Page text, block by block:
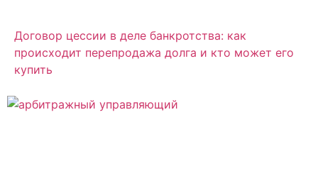
Договор цессии в деле банкротства: как
происходит перепродажа долга и кто может его
купить